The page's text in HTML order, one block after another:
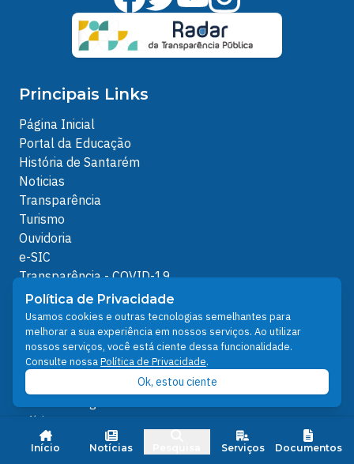
Início Notícias Serviços Documentos
Principais Links
Página Inicial
Portal da Educação
História de Santarém
Noticias
Transparência
Turismo
Ouvidoria
e-SIC
Transparência - COVID-19
Serviços
Portal de Serviços
IPTU e Taxa de Coleta de Lixo
Alvará de Funcionamento
Carta de Serviços ao Usuário
Ofícios
Protocolos Servidor
Política de Privacidade
Usamos cookies e outras tecnologias semelhantes para
melhorar a sua experiência em nossos serviços. Ao utilizar
nossos serviços, você está ciente dessa funcionalidade.
Consulte nossaPolítica de Privacidade.
Ok, estou ciente